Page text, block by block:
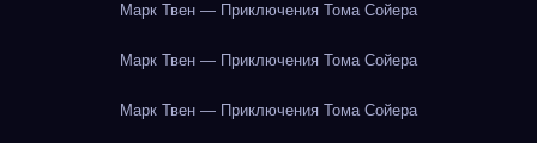
Марк Твен — Приключения Тома Сойера
Марк Твен — Приключения Тома Сойера
Марк Твен — Приключения Тома Сойера